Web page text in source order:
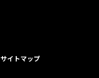
サイトマップ